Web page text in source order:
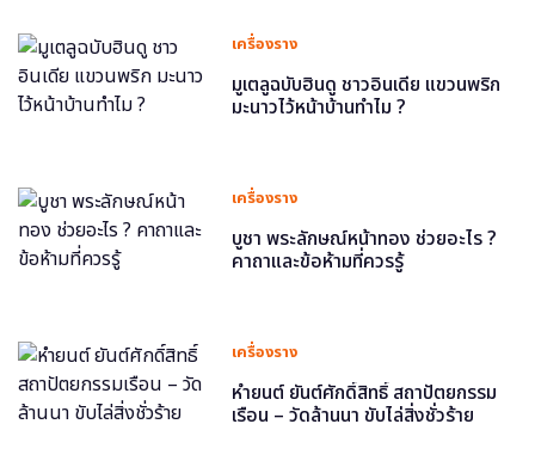
เครื่องราง
มูเตลูฉบับฮินดู ชาวอินเดีย แขวนพริก
มะนาวไว้หน้าบ้านทำไม ?
เครื่องราง
บูชา พระลักษณ์หน้าทอง ช่วยอะไร ?
คาถาและข้อห้ามที่ควรรู้
เครื่องราง
หำยนต์ ยันต์ศักดิ์สิทธิ์ สถาปัตยกรรม
เรือน – วัดล้านนา ขับไล่สิ่งชั่วร้าย